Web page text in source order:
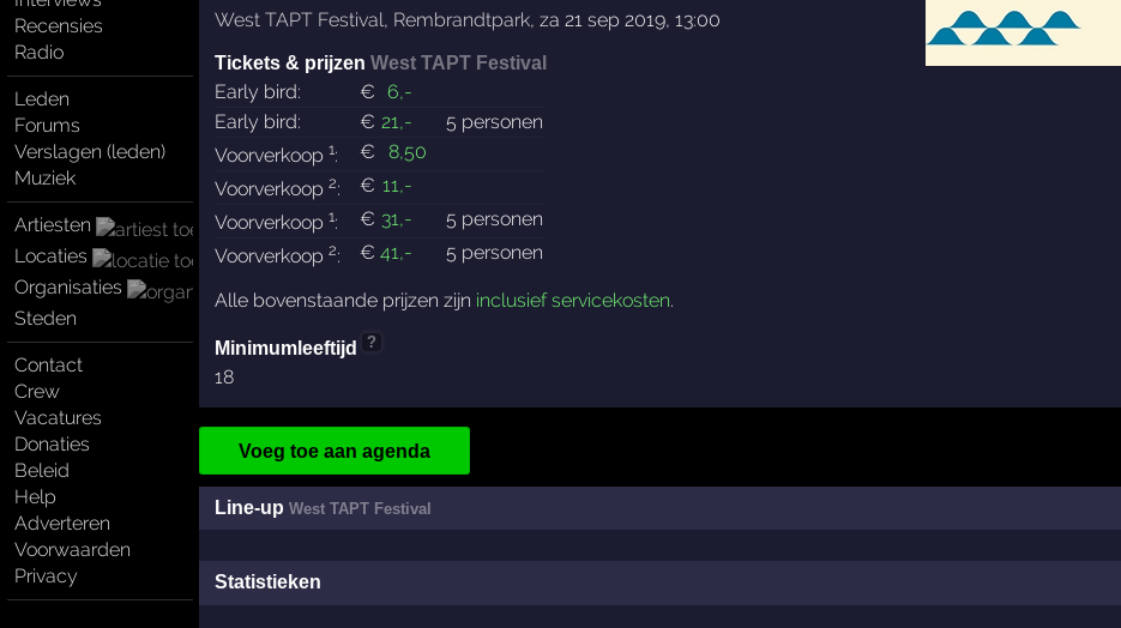
Recensies
Radio
Leden
Forums
Verslagen (leden)
Muziek
Artiesten
Locaties
Organisaties
Steden
Contact
Crew
Vacatures
Donaties
Beleid
Help
Adverteren
Voorwaarden
Privacy
West TAPT Festival, Rembrandtpark, za 21 sep 2019, 13:00
Tickets & prijzen West TAPT Festival
Early bird: € 6,-
Early bird:
€ 21,-
5 personen
Voorverkoop 1: € 8,50
Voorverkoop 2: € 11,-
Voorverkoop 1: € 31,-
5 personen
Voorverkoop 2: € 41,- 5 personen
Alle bovenstaande prijzen zijn inclusief servicekosten.
Minimumleeftijd ?
18
Voeg toe aan agenda
Line-up West TAPT Festival
Statistieken